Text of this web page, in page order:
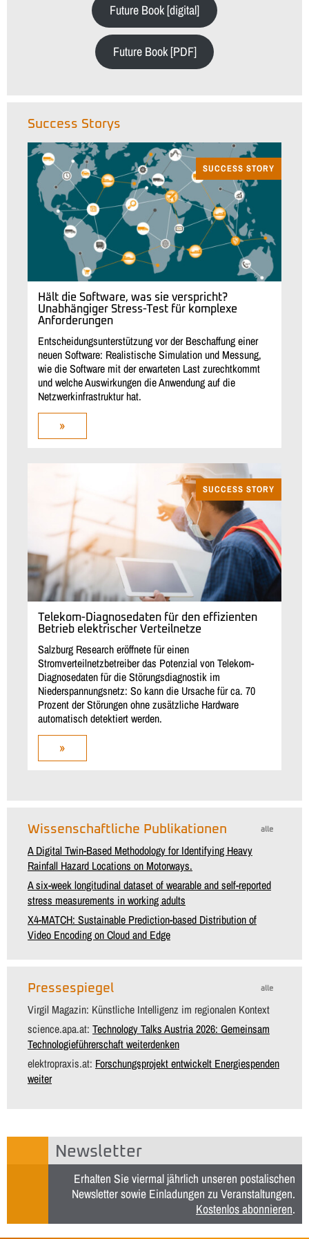
Future Book [digital]
Future Book [PDF]
Success Storys
SUCCESS STORY
Hält die Software, was sie verspricht?
Unabhängiger Stress-Test für komplexe
Anforderungen
Entscheidungsunterstützung vor der Beschaffung einer
neuen Software: Realistische Simulation und Messung,
wie die Software mit der erwarteten Last zurechtkommt
und welche Auswirkungen die Anwendung auf die
Netzwerkinfrastruktur hat.
»
SUCCESS STORY
Telekom-Diagnosedaten für den effizienten
Betrieb elektrischer Verteilnetze
Salzburg Research eröffnete für einen
Stromverteilnetzbetreiber das Potenzial von Telekom-
Diagnosedaten für die Störungsdiagnostik im
Niederspannungsnetz: So kann die Ursache für ca. 70
Prozent der Störungen ohne zusätzliche Hardware
automatisch detektiert werden.
»
alle
Wissenschaftliche Publikationen
A Digital Twin-Based Methodology for Identifying Heavy
Rainfall Hazard Locations on Motorways.
A six-week longitudinal dataset of wearable and self-reported
stress measurements in working adults
X4-MATCH: Sustainable Prediction-based Distribution of
Video Encoding on Cloud and Edge
alle
Pressespiegel
Virgil Magazin: Künstliche Intelligenz im regionalen Kontext
science.apa.at: Technology Talks Austria 2026: Gemeinsam
Technologieführerschaft weiterdenken
elektropraxis.at: Forschungsprojekt entwickelt Energiespenden
weiter
Newsletter
Erhalten Sie viermal jährlich unseren postalischen
Newsletter sowie Einladungen zu Veranstaltungen.
Kostenlos abonnieren.